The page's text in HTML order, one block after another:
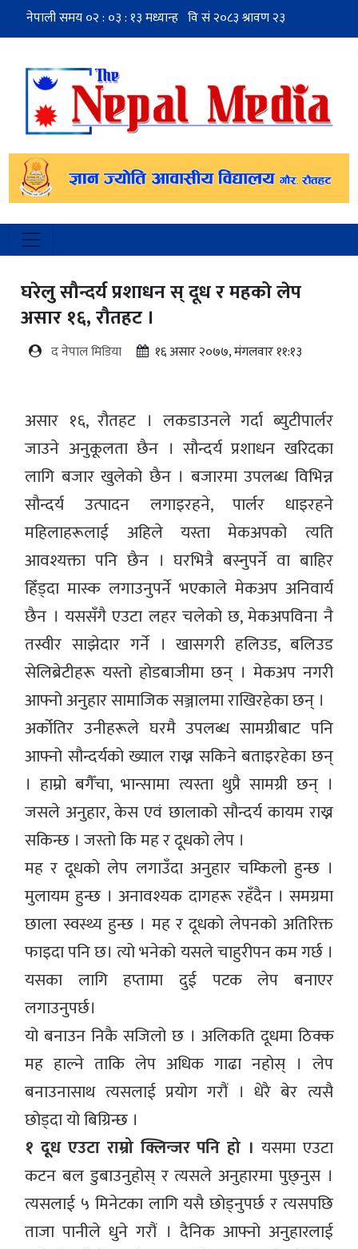
घरेलु सौन्दर्य प्रशाधन स् दूध र महको लेप
असार १६, रौतहट ।
द नेपाल मिडिया १६ असार २०७७, मंगलवार ११:१३
असार १६, रौतहट । लकडाउनले गर्दा ब्युटीपार्लर
जाउने अनुकूलता छैन । सौन्दर्य प्रशाधन खरिदका
लागि बजार खुलेको छैन । बजारमा उपलब्ध विभिन्न
सौन्दर्य उत्पादन लगाइरहने, पार्लर धाइरहने
महिलाहरूलाई अहिले यस्ता मेकअपको त्यति
आवश्यक्ता पनि छैन । घरभित्रै बस्नुपर्ने वा बाहिर
हिँड्दा मास्क लगाउनुपर्ने भएकाले मेकअप अनिवार्य
छैन । यससँगै एउटा लहर चलेको छ, मेकअपविना नै
तस्वीर साझेदार गर्ने । खासगरी हलिउड, बलिउड
सेलिब्रेटीहरू यस्तो होडबाजीमा छन् । मेकअप नगरी
आफ्नो अनुहार सामाजिक सञ्जालमा राखिरहेका छन् ।
अर्कोतिर उनीहरूले घरमै उपलब्ध सामग्रीबाट पनि
आफ्नो सौन्दर्यको ख्याल राख्न सकिने बताइरहेका छन्
। हाम्रो बगैँचा, भान्सामा त्यस्ता थुप्रै सामग्री छन् ।
जसले अनुहार, केस एवं छालाको सौन्दर्य कायम राख्न
सकिन्छ । जस्तो कि मह र दूधको लेप ।
मह र दूधको लेप लगाउँदा अनुहार चम्किलो हुन्छ ।
मुलायम हुन्छ । अनावश्यक दागहरू रहँदैन । समग्रमा
छाला स्वस्थ्य हुन्छ । मह र दूधको लेपनको अतिरिक्त
फाइदा पनि छ। त्यो भनेको यसले चाहुरीपन कम गर्छ ।
यसका लागि हप्तामा दुई पटक लेप बनाएर
लगाउनुपर्छ।
यो बनाउन निकै सजिलो छ । अलिकति दूधमा ठिक्क
मह हाल्ने ताकि लेप अधिक गाढा नहोस् । लेप
बनाउनासाथ त्यसलाई प्रयोग गरौं । धेरै बेर त्यसै
छोड्दा यो बिग्रिन्छ ।
१ दूध एउटा राम्रो क्लिन्जर पनि हो । यसमा एउटा
कटन बल डुबाउनुहोस् र त्यसले अनुहारमा पुछ्नुस ।
त्यसलाई ५ मिनेटका लागि यसै छोड्नुपर्छ र त्यसपछि
ताजा पानीले धुने गरौं । दैनिक आफ्नो अनुहारलाई